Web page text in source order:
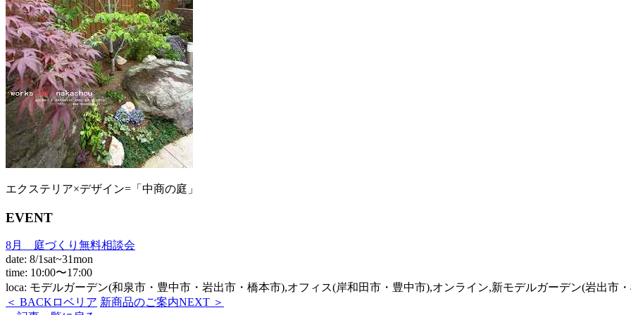
エクステリア×デザイン=「中商の庭」
EVENT
8月 庭づくり無料相談会
date: 8/1sat~31mon
time: 10:00〜17:00
loca: モデルガーデン(和泉市・豊中市・岩出市・橋本市),オフィス(岸和田市・豊中市),オンライン,新モデルガーデン(岩出市
＜ BACK ロベリア 新商品のご案内NEXT ＞